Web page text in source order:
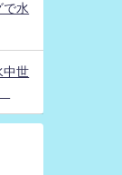
水
中世